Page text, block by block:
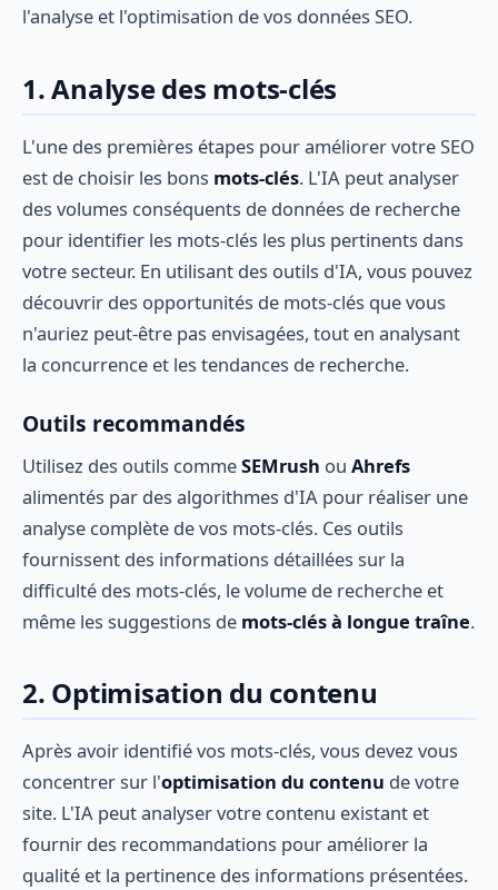
l'analyse et l'optimisation de vos données SEO.
1. Analyse des mots-clés
L'une des premières étapes pour améliorer votre SEO
est de choisir les bons mots-clés. L'IA peut analyser
des volumes conséquents de données de recherche
pour identifier les mots-clés les plus pertinents dans
votre secteur. En utilisant des outils d'IA, vous pouvez
découvrir des opportunités de mots-clés que vous
n'auriez peut-être pas envisagées, tout en analysant
la concurrence et les tendances de recherche.
Outils recommandés
Utilisez des outils commeSEMrush ou Ahrefs
alimentés par des algorithmes d'IA pour réaliser une
analyse complète de vos mots-clés. Ces outils
fournissent des informations détaillées sur la
difficulté des mots-clés, le volume de recherche et
même les suggestions de mots-clés à longue traîne.
2. Optimisation du contenu
Après avoir identifié vos mots-clés, vous devez vous
concentrer sur l'optimisation du contenu de votre
site. L'IA peut analyser votre contenu existant et
fournir des recommandations pour améliorer la
qualité et la pertinence des informations présentées.